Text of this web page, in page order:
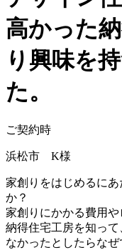
高かった
り興味を
た。
ご契約時
浜松市 K様
家創りをはじめるに
か？
家創りにかかる費用や
納得住宅工房を知っ
なかったとしたらなぜ